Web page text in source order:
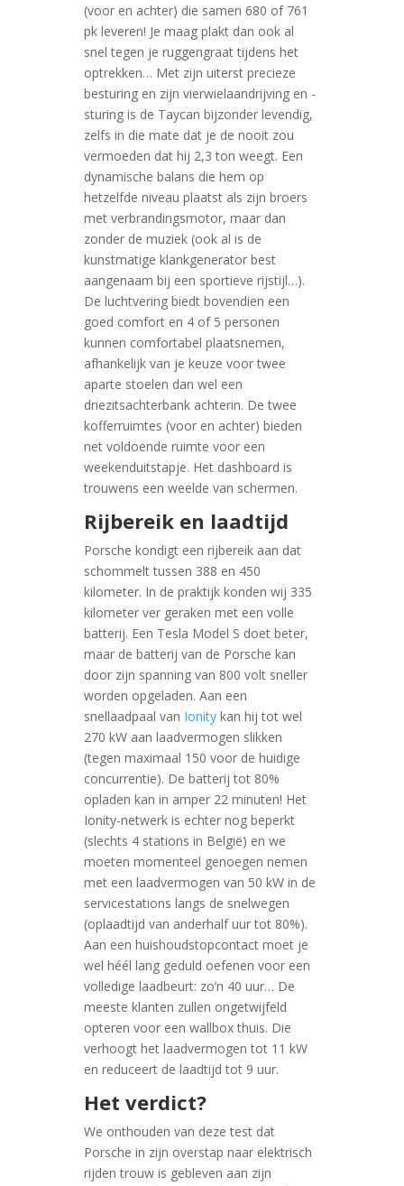
(voor en achter) die samen 680 of 761
pk leveren! Je maag plakt dan ook al
snel tegen je ruggengraat tijdens het
optrekken… Met zijn uiterst precieze
besturing en zijn vierwielaandrijving en -
sturing is de Taycan bijzonder levendig,
zelfs in die mate dat je de nooit zou
vermoeden dat hij 2,3 ton weegt. Een
dynamische balans die hem op
hetzelfde niveau plaatst als zijn broers
met verbrandingsmotor, maar dan
zonder de muziek (ook al is de
kunstmatige klankgenerator best
aangenaam bij een sportieve rijstijl…).
De luchtvering biedt bovendien een
goed comfort en 4 of 5 personen
kunnen comfortabel plaatsnemen,
afhankelijk van je keuze voor twee
aparte stoelen dan wel een
driezitsachterbank achterin. De twee
kofferruimtes (voor en achter) bieden
net voldoende ruimte voor een
weekenduitstapje. Het dashboard is
trouwens een weelde van schermen.
Rijbereik en laadtijd
Porsche kondigt een rijbereik aan dat
schommelt tussen 388 en 450
kilometer. In de praktijk konden wij 335
kilometer ver geraken met een volle
batterij. Een Tesla Model S doet beter,
maar de batterij van de Porsche kan
door zijn spanning van 800 volt sneller
worden opgeladen. Aan een
snellaadpaal van Ionitykan hij tot wel
270 kW aan laadvermogen slikken
(tegen maximaal 150 voor de huidige
concurrentie). De batterij tot 80%
opladen kan in amper 22 minuten! Het
Ionity-netwerk is echter nog beperkt
(slechts 4 stations in België) en we
moeten momenteel genoegen nemen
met een laadvermogen van 50 kW in de
servicestations langs de snelwegen
(oplaadtijd van anderhalf uur tot 80%).
Aan een huishoudstopcontact moet je
wel héél lang geduld oefenen voor een
volledige laadbeurt: zo’n 40 uur… De
meeste klanten zullen ongetwijfeld
opteren voor een wallbox thuis. Die
verhoogt het laadvermogen tot 11 kW
en reduceert de laadtijd tot 9 uur.
Het verdict?
We onthouden van deze test dat
Porsche in zijn overstap naar elektrisch
rijden trouw is gebleven aan zijn